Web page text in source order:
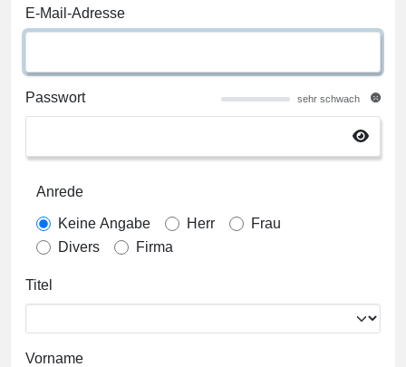
E-Mail-Adresse
Passwort sehr schwach
Anrede
Keine Angabe Herr
Frau
Divers
Firma
Titel
Vorname